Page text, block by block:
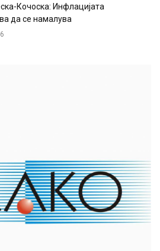
Кочоска: Инфлацијата
да се намалува